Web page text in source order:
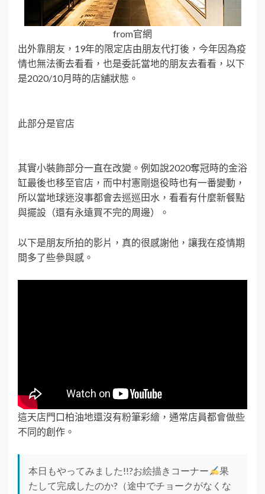
from官網
出外靠朋友，19年的限定店由朋友代打後，今年因為疫
情也無法衝去看看，也是委託當地的朋友去看看，以下
是2020/10月時的店舖狀態。
此部分是官店
其實小裝飾部分一直在改變。例如說2020奪冠時的金浴
缸最後也移至官店，而中村憲剛退役時也有一番變動，
所以當地球迷沒事都會去巡巡田水，看看有什麼新餐點
與擺設（還有永遠買不完的周邊）。
以下是朋友所拍的影片，真的很感謝他，讓我在疫情期
間多了些參與感。
這天店門口柏油地還沒有粉筆彩繪，通常店員都會做些
不同的創作。
本日もやってみました!!?お絵描きコーナー
果
たして完成したのか?（途中でチョークがなくな